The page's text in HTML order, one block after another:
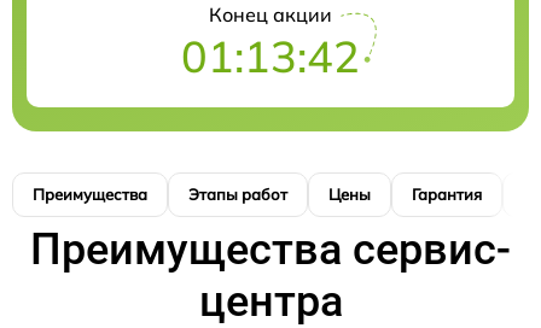
Конец акции
01:13:41
Преимущества Этапы работ Цены Гарантия
Преимущества сервис-
центра